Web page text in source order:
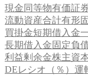
現金同等物有価証
流動資産合計有形
買掛金短期借入金
長期借入金固定負
利益剰余金株主資
DEレシオ（％） 運